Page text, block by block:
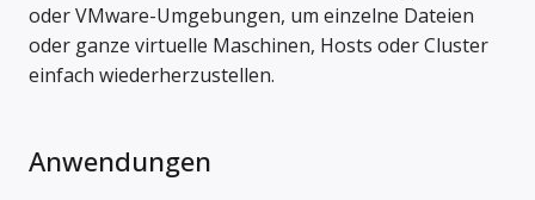
oder VMware-Umgebungen, um einzelne Dateien
oder ganze virtuelle Maschinen, Hosts oder Cluster
einfach wiederherzustellen.
Anwendungen